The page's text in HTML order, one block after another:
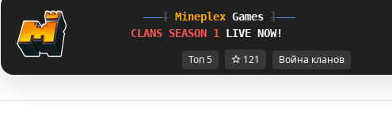
[ Mineplex Games ]
CLANS SEASON 1 LIVE NOW!
Топ 5 121 Война кланов